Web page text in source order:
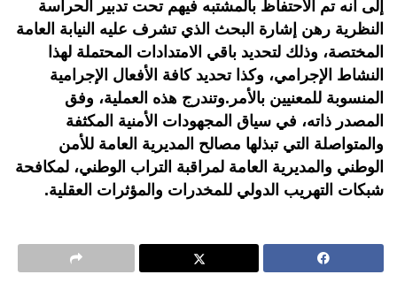
إلى أنه تم الاحتفاظ بالمشتبه فيهم تحت تدبير الحراسة
النظرية رهن إشارة البحث الذي تشرف عليه النيابة العامة
المختصة، وذلك لتحديد باقي الامتدادات المحتملة لهذا
النشاط الإجرامي، وكذا تحديد كافة الأفعال الإجرامية
المنسوبة للمعنيين بالأمر.وتندرج هذه العملية، وفق
المصدر ذاته، في سياق المجهودات الأمنية المكثفة
والمتواصلة التي تبذلها مصالح المديرية العامة للأمن
الوطني والمديرية العامة لمراقبة التراب الوطني، لمكافحة
شبكات التهريب الدولي للمخدرات والمؤثرات العقلية.